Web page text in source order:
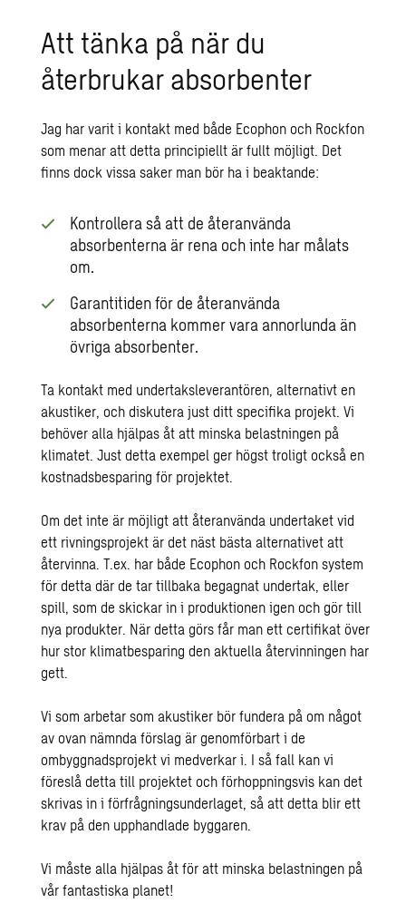
Att tänka på när du
återbrukar absorbenter
Jag har varit i kontakt med både Ecophon och Rockfon
som menar att detta principiellt är fullt möjligt. Det
finns dock vissa saker man bör ha i beaktande:
Kontrollera så att de återanvända
absorbenterna är rena och inte har målats
om.
Garantitiden för de återanvända
absorbenterna kommer vara annorlunda än
övriga absorbenter.
Ta kontakt med undertaksleverantören, alternativt en
akustiker, och diskutera just ditt specifika projekt. Vi
behöver alla hjälpas åt att minska belastningen på
klimatet. Just detta exempel ger högst troligt också en
kostnadsbesparing för projektet.
Om det inte är möjligt att återanvända undertaket vid
ett rivningsprojekt är det näst bästa alternativet att
återvinna. T.ex. har både Ecophon och Rockfon system
för detta där de tar tillbaka begagnat undertak, eller
spill, som de skickar in i produktionen igen och gör till
nya produkter. När detta görs får man ett certifikat över
hur stor klimatbesparing den aktuella återvinningen har
gett.
Vi som arbetar som akustiker bör fundera på om något
av ovan nämnda förslag är genomförbart i de
ombyggnadsprojekt vi medverkar i. I så fall kan vi
föreslå detta till projektet och förhoppningsvis kan det
skrivas in i förfrågningsunderlaget, så att detta blir ett
krav på den upphandlade byggaren.
Vi måste alla hjälpas åt för att minska belastningen på
vår fantastiska planet!